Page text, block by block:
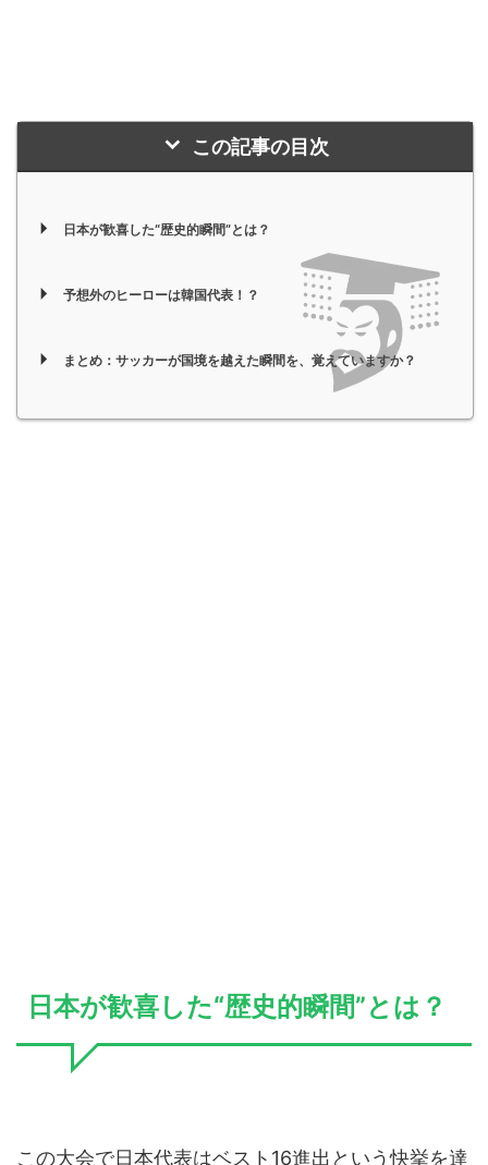
この記事の目次
日本が歓喜した“歴史的瞬間”とは？
予想外のヒーローは韓国代表！？
まとめ：サッカーが国境を越えた瞬間を、覚えていますか？
日本が歓喜した“歴史的瞬間”とは？
この大会で日本代表はベスト16進出という快挙を達